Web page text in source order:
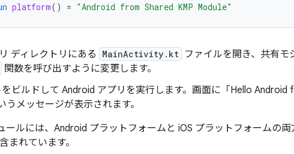
platform() = "Android from Shared KMP Module"
ディレクトリにある MainActivity.kt ファイルを開き、共有モ
関数を呼び出すように変更します。
ビルドして Android アプリを実行します。画面に「Hello Android
うメッセージが表示されます。
ールには、Android プラットフォームと iOS プラットフォームの
まれています。